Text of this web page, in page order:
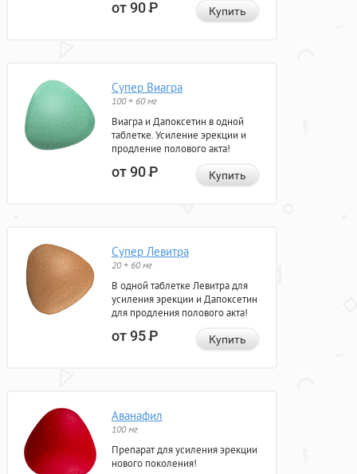
от 90Р Купить
Супер Виагра
100 + 60 мг
Виагра и Дапоксетин в одной
таблетке. Усиление эрекции и
продление полового акта!
от 90Р Купить
Супер Левитра
20 + 60 мг
В одной таблетке Левитра для
усиления эрекции и Дапоксетин
для продления полового акта!
от 95Р Купить
Аванафил
100 мг
Препарат для усиления эрекции
нового поколения!